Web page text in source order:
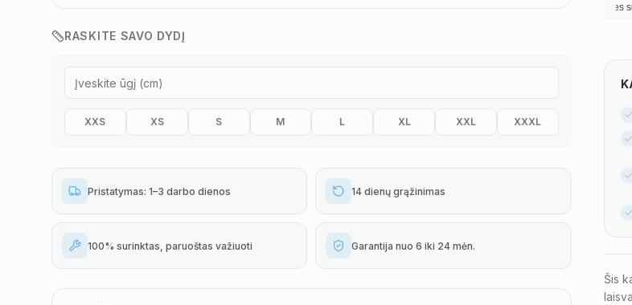
RASKITE SAVO DYDĮ
XXS XS S M L XL XXL XXXL
Pristatymas: 1–3 darbo dienos 14 dienų grąžinimas
100% surinktas, paruoštas važiuoti Garantija nuo 6 iki 24 mėn.
Pavyzdžiui, skolinantis579,00€, kai sutartis sudaroma12mėn. terminui, metinė palūkanų norma –13,90%, sutarties sudarymo
Šis